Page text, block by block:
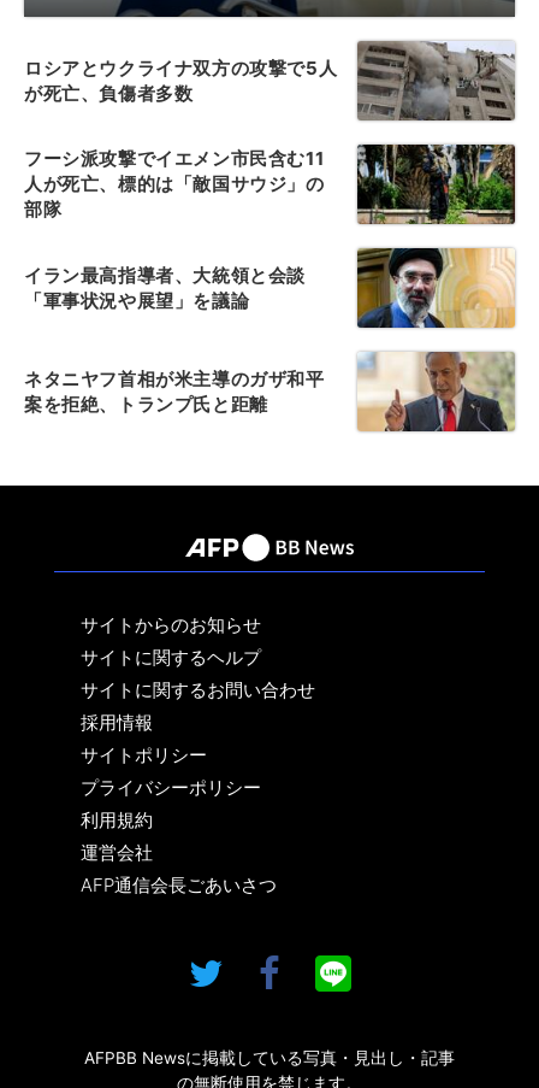
ロシアとウクライナ双方の攻撃で5人
が死亡、負傷者多数
フーシ派攻撃でイエメン市民含む11
人が死亡、標的は「敵国サウジ」の
部隊
イラン最高指導者、大統領と会談
「軍事状況や展望」を議論
ネタニヤフ首相が米主導のガザ和平
案を拒絶、トランプ氏と距離
サイトからのお知らせ
サイトに関するヘルプ
サイトに関するお問い合わせ
採用情報
サイトポリシー
プライバシーポリシー
利用規約
運営会社
AFP通信会長ごあいさつ
AFPBB Newsに掲載している写真・見出し・記事
の無断使用を禁じます。